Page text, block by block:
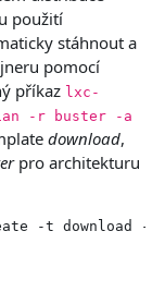
použití
stáhnout a
pomocí
příkaz lxc-
-r buster -a
download,
pro architekturu
-t download